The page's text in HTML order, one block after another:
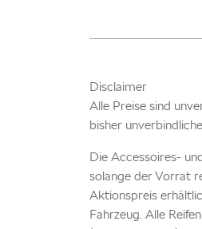
Disclaimer
Alle Preise sind
bisher
Die Accessoires-
solange der Vorrat
Aktionspreis
Fahrzeug. Alle